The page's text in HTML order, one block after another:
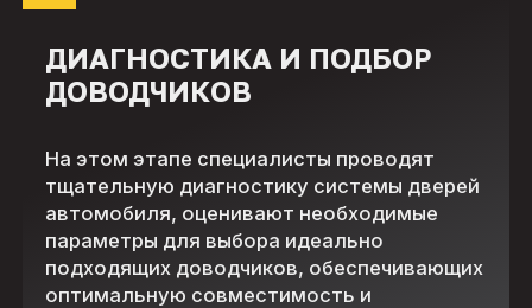
ДИАГНОСТИКА И ПОДБОР
ДОВОДЧИКОВ
На этом этапе специалисты проводят
тщательную диагностику системы дверей
автомобиля, оценивают необходимые
параметры для выбора идеально
подходящих доводчиков, обеспечивающих
оптимальную совместимость и